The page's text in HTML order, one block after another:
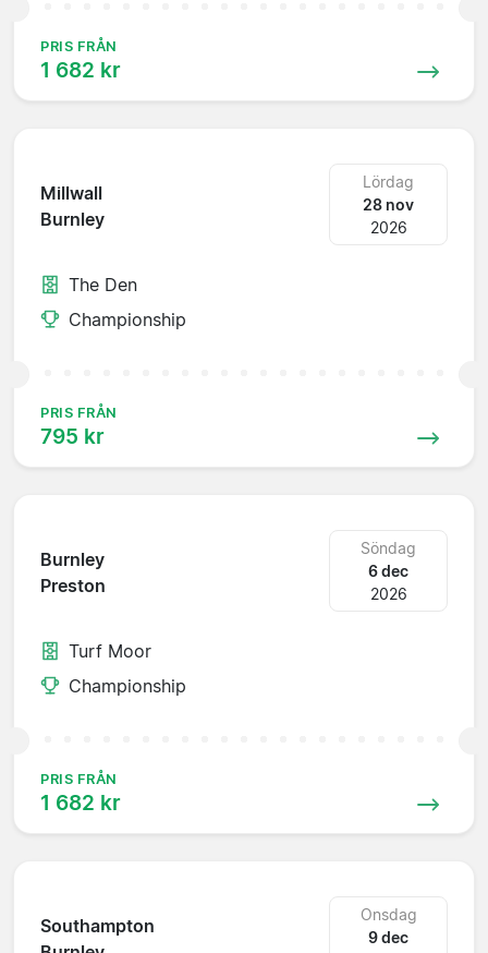
PRIS FRÅN
1 682 kr
Millwall
Burnley
Lördag
28 nov
2026
The Den
Championship
PRIS FRÅN
795 kr
Burnley
Preston
Söndag
6 dec
2026
Turf Moor
Championship
PRIS FRÅN
1 682 kr
Southampton
Onsdag
9 dec